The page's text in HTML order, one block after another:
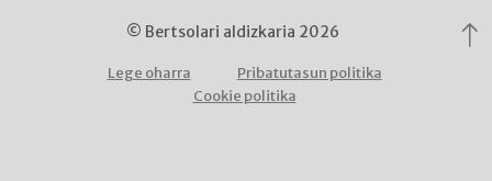
© Bertsolari aldizkaria 2026
Lege oharra
Pribatutasun politika
Cookie politika